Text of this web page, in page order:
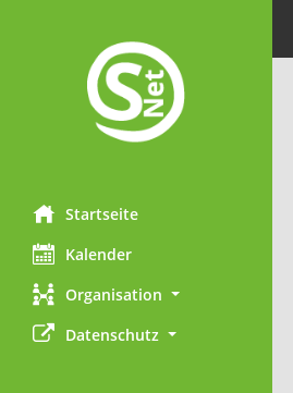
Startseite
Kalender
Organisation
Datenschutz